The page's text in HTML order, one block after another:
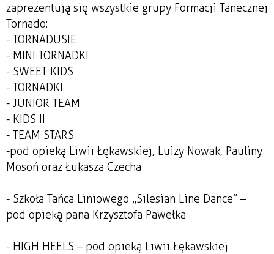
zaprezentują się wszystkie grupy Formacji Tanecznej
Tornado:
- TORNADUSIE
- MINI TORNADKI
- SWEET KIDS
- TORNADKI
- JUNIOR TEAM
- KIDS II
- TEAM STARS
-pod opieką Liwii Łękawskiej, Luizy Nowak, Pauliny
Mosoń oraz Łukasza Czecha
- Szkoła Tańca Liniowego „Silesian Line Dance” –
pod opieką pana Krzysztofa Pawełka
- HIGH HEELS – pod opieką Liwii Łękawskiej